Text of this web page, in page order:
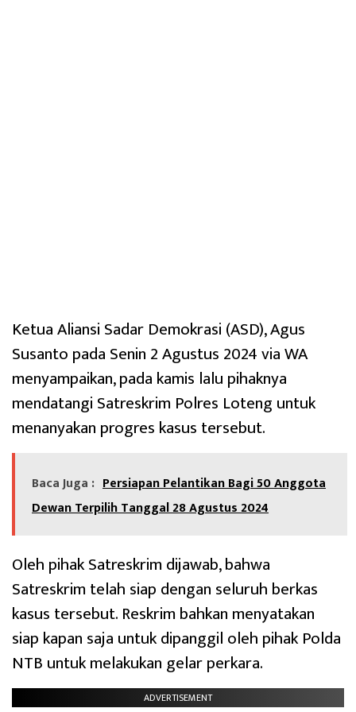
Ketua Aliansi Sadar Demokrasi (ASD), Agus
Susanto pada Senin 2 Agustus 2024 via WA
menyampaikan, pada kamis lalu pihaknya
mendatangi Satreskrim Polres Loteng untuk
menanyakan progres kasus tersebut.
Baca Juga : Persiapan Pelantikan Bagi 50 Anggota
Dewan Terpilih Tanggal 28 Agustus 2024
Oleh pihak Satreskrim dijawab, bahwa
Satreskrim telah siap dengan seluruh berkas
kasus tersebut. Reskrim bahkan menyatakan
siap kapan saja untuk dipanggil oleh pihak Polda
NTB untuk melakukan gelar perkara.
ADVERTISEMENT